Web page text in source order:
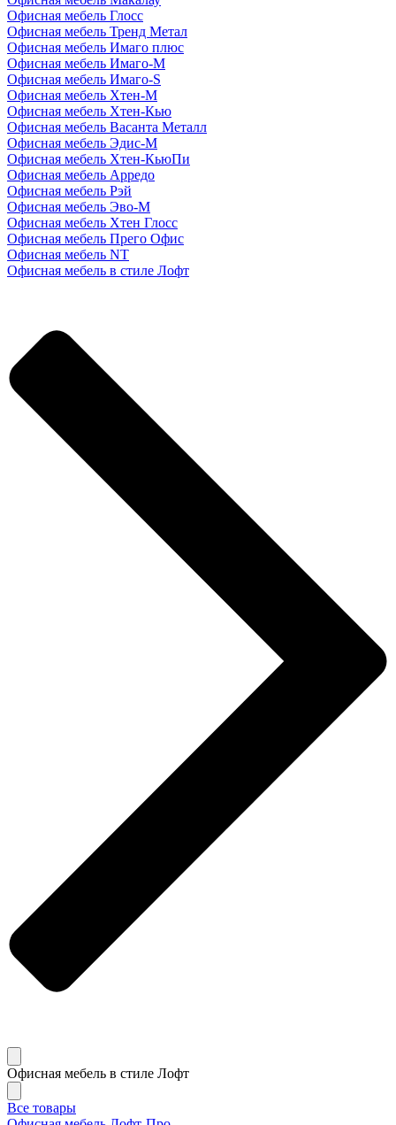
Офисная мебель Глосс
Офисная мебель Тренд Метал
Офисная мебель Имаго плюс
Офисная мебель Имаго-М
Офисная мебель Имаго-S
Офисная мебель Хтен-M
Офисная мебель Хтен-Кью
Офисная мебель Васанта Металл
Офисная мебель Эдис-M
Офисная мебель Хтен-КьюПи
Офисная мебель Арредо
Офисная мебель Рэй
Офисная мебель Эво-M
Офисная мебель Хтен Глосс
Офисная мебель Прего Офис
Офисная мебель NT
Офисная мебель в стиле Лофт
Офисная мебель в стиле Лофт
Все товары